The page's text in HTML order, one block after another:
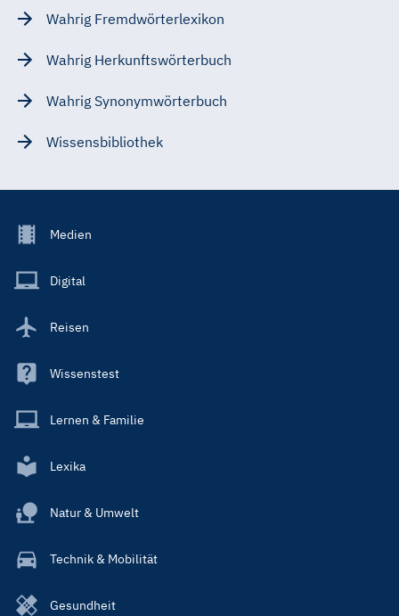
Wahrig Fremdwörterlexikon
Wahrig Herkunftswörterbuch
Wahrig Synonymwörterbuch
Wissensbibliothek
Footer
Main
Medien
Digital
Reisen
Wissenstest
Lernen & Familie
Lexika
Natur & Umwelt
Technik & Mobilität
Gesundheit